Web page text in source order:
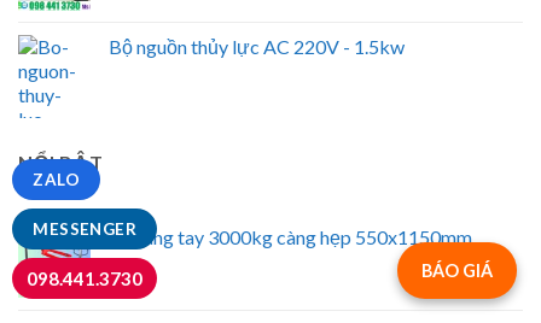
Bộ nguồn thủy lực AC 220V - 1.5kw
NỔI BẬT
Xe nâng tay 3000kg càng hẹp 550x1150mm
BÁO GIÁ
MESSENGER
ZALO
098.441.3730